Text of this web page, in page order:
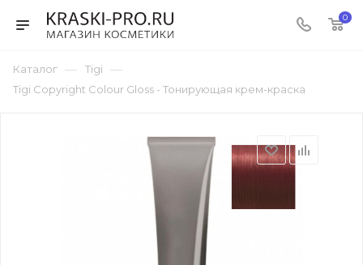
0
Каталог — Tigi —
Tigi Copyright Сolour Gloss - Тонирующая крем-краска